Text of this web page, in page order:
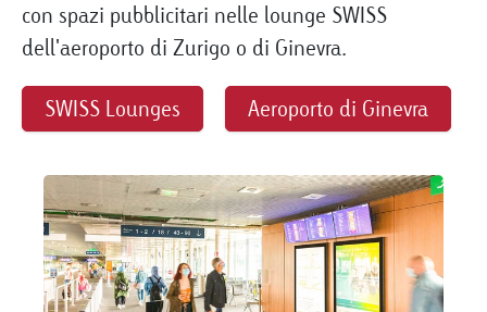
con spazi pubblicitari nelle lounge SWISS
dell'aeroporto di Zurigo o di Ginevra.
SWISS Lounges Aeroporto di Ginevra